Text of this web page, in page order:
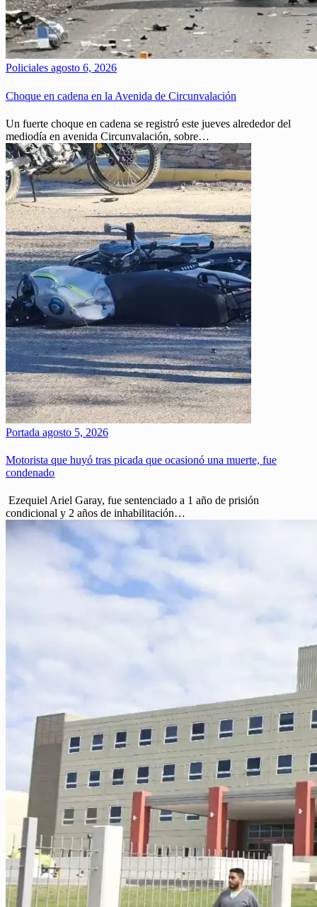
Policiales agosto 6, 2026
Choque en cadena en la Avenida de Circunvalación
Un fuerte choque en cadena se registró este jueves alrededor del
mediodía en avenida Circunvalación, sobre…
Portada agosto 5, 2026
Motorista que huyó tras picada que ocasionó una muerte, fue
condenado
Ezequiel Ariel Garay, fue sentenciado a 1 año de prisión
condicional y 2 años de inhabilitación…